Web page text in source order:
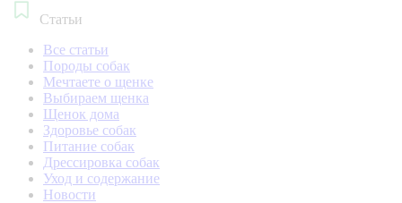
Статьи
Все статьи
Породы собак
Мечтаете о щенке
Выбираем щенка
Щенок дома
Здоровье собак
Питание собак
Дрессировка собак
Уход и содержание
Новости